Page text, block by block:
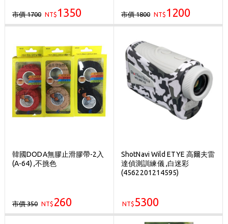
市價 1700 NT$ 1350 市價 1800 NT$ 1200
韓國DODA無膠止滑膠帶-2入
(A-64) ,不挑色
市價 350 NT$ 260
ShotNavi Wild ETYE 高爾夫雷
達偵測訓練儀 ,白迷彩
(4562201214595)
NT$5300